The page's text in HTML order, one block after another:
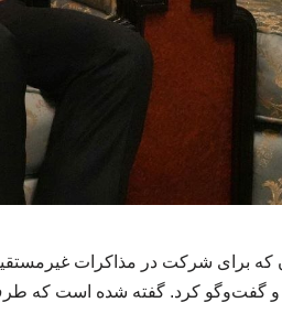
که برای شرکت در مذاکرات
و گفت‌وگو کرد. گفته شده است که